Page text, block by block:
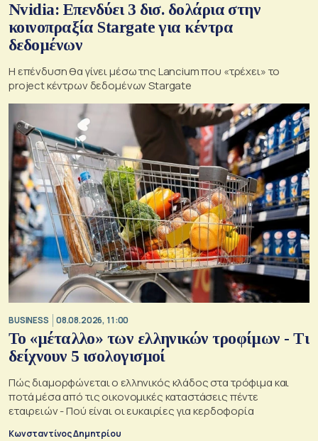
Nvidia: Επενδύει 3 δισ. δολάρια στην
κοινοπραξία Stargate για κέντρα
δεδομένων
Η επένδυση θα γίνει μέσω της Lancium που «τρέχει» το
project κέντρων δεδομένων Stargate
BUSINESS 08.08.2026, 11:00
Το «μέταλλο» των ελληνικών τροφίμων - Τι
δείχνουν 5 ισολογισμοί
Πώς διαμορφώνεται ο ελληνικός κλάδος στα τρόφιμα και
ποτά μέσα από τις οικονομικές καταστάσεις πέντε
εταιρειών - Πού είναι οι ευκαιρίες για κερδοφορία
Κωνσταντίνος Δημητρίου